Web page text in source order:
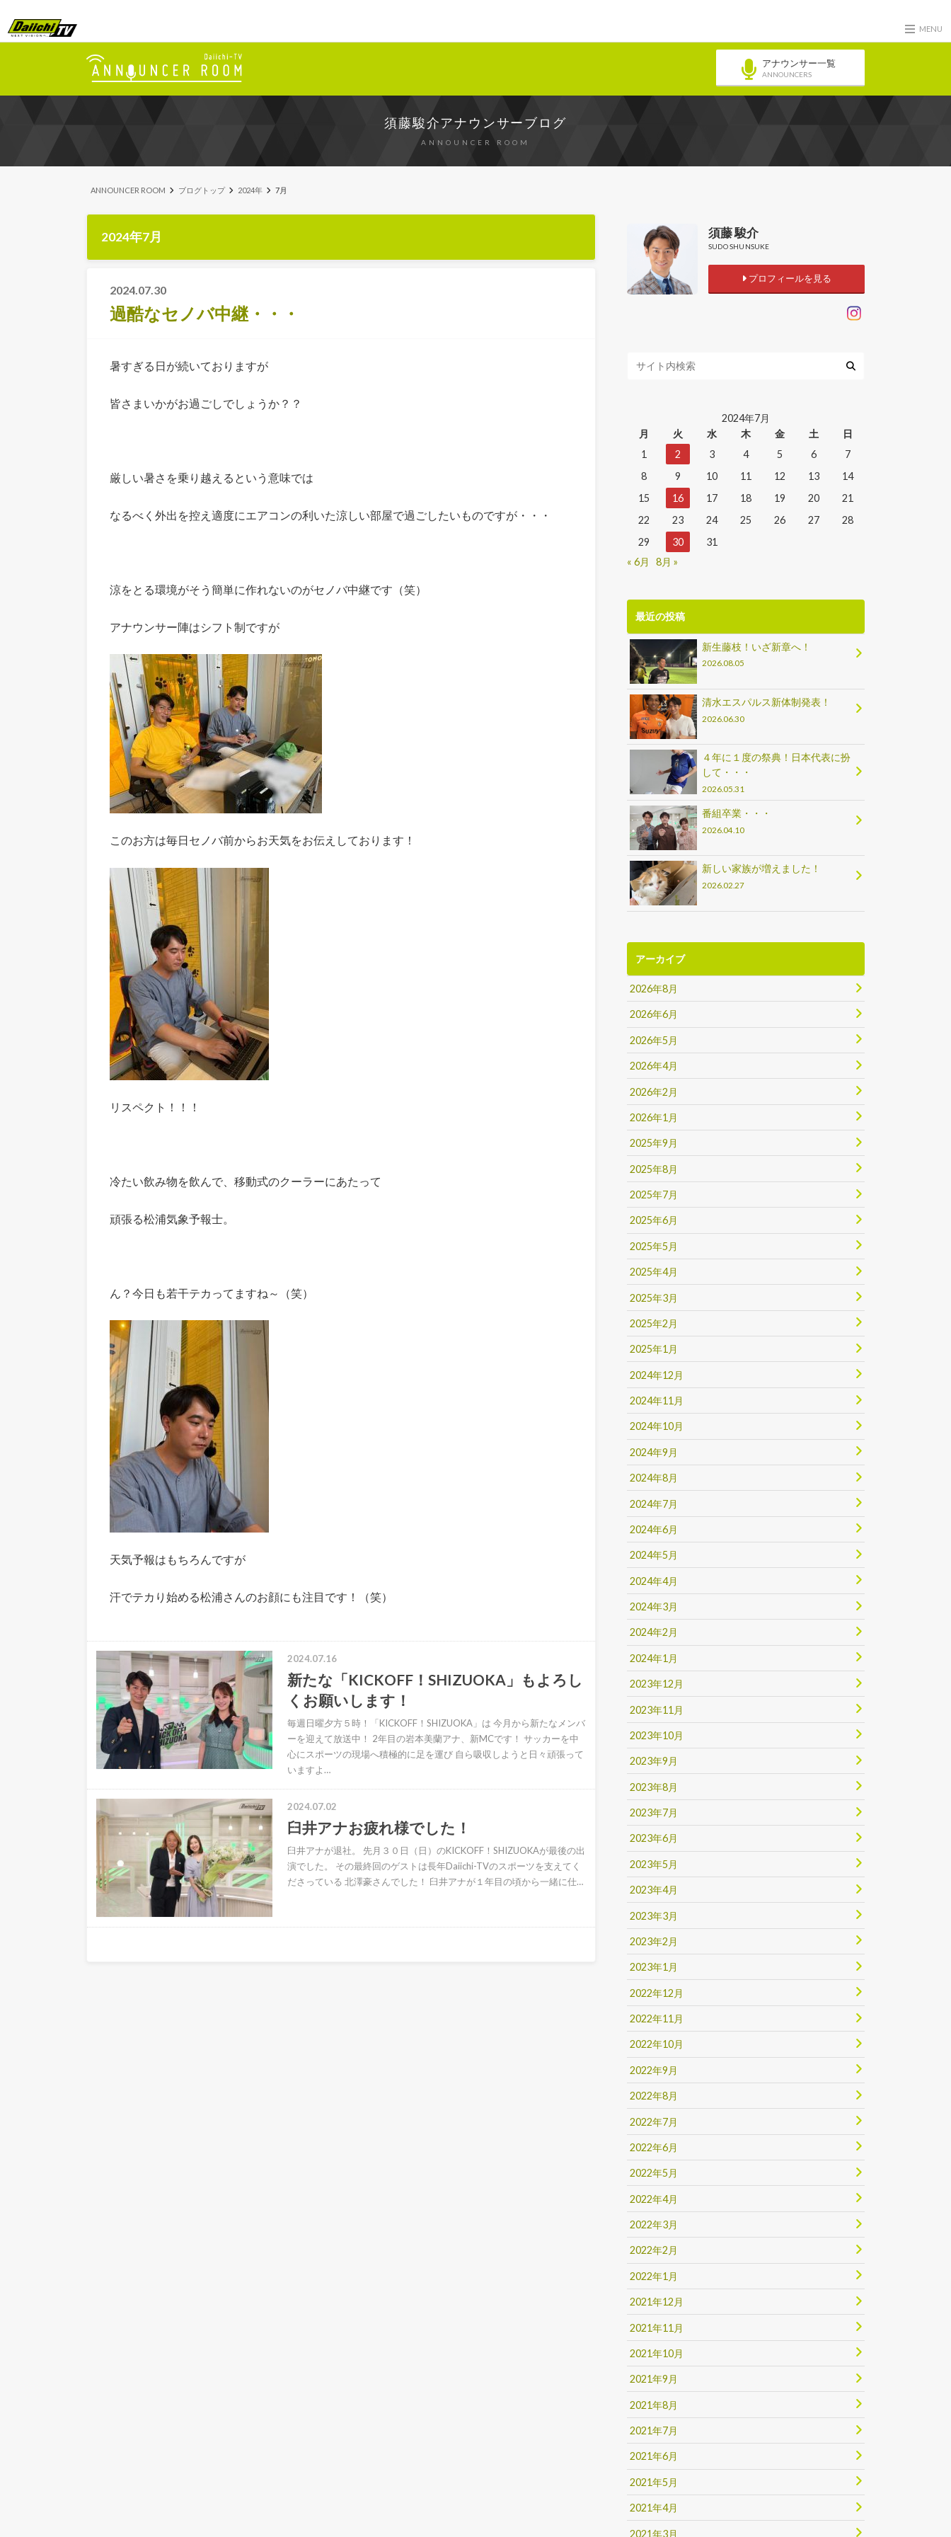
MENU
アナウンサー一覧
ANNOUNCERS
須藤駿介アナウンサーブログ
ANNOUNCER ROOM
ANNOUNCER ROOM ブログトップ 2024年 7月
2024年7月
2024.07.30
過酷なセノバ中継・・・
暑すぎる日が続いておりますが
皆さまいかがお過ごしでしょうか？？
厳しい暑さを乗り越えるという意味では
なるべく外出を控え適度にエアコンの利いた涼しい部屋で過ごしたいものですが・・・
涼をとる環境がそう簡単に作れないのがセノバ中継です（笑）
アナウンサー陣はシフト制ですが
このお方は毎日セノバ前からお天気をお伝えしております！
リスペクト！！！
冷たい飲み物を飲んで、移動式のクーラーにあたって
頑張る松浦気象予報士。
ん？今日も若干テカってますね～（笑）
天気予報はもちろんですが
汗でテカり始める松浦さんのお顔にも注目です！（笑）
2024.07.16
新たな「KICKOFF！SHIZUOKA」もよろし
くお願いします！
毎週日曜夕方５時！「KICKOFF！SHIZUOKA」は 今月から新たなメンバ
ーを迎えて放送中！ 2年目の岩本美蘭アナ、新MCです！ サッカーを中
心にスポーツの現場へ積極的に足を運び 自ら吸収しようと日々頑張って
いますよ…
2024.07.02
臼井アナお疲れ様でした！
臼井アナが退社。 先月３０日（日）のKICKOFF！SHIZUOKAが最後の出
演でした。 その最終回のゲストは長年Daiichi-TVのスポーツを支えてく
ださっている 北澤豪さんでした！ 臼井アナが１年目の頃から一緒に仕…
須藤 駿介
SUDO SHUNSUKE
プロフィールを見る
2024年7月
月
火 水 木 金 土
日
1
2 3 4 5 6
7
8
9 10 11 12 13
14
15
16 17 18 19 20
21
22
23 24 25 26 27
28
29
30
31
« 6月
8月 »
最近の投稿
新生藤枝！いざ新章へ！
2026.08.05
清水エスパルス新体制発表！
2026.06.30
４年に１度の祭典！日本代表に扮
して・・・
2026.05.31
番組卒業・・・
2026.04.10
新しい家族が増えました！
2026.02.27
アーカイブ
2026年8月
2026年6月
2026年5月
2026年4月
2026年2月
2026年1月
2025年9月
2025年8月
2025年7月
2025年6月
2025年5月
2025年4月
2025年3月
2025年2月
2025年1月
2024年12月
2024年11月
2024年10月
2024年9月
2024年8月
2024年7月
2024年6月
2024年5月
2024年4月
2024年3月
2024年2月
2024年1月
2023年12月
2023年11月
2023年10月
2023年9月
2023年8月
2023年7月
2023年6月
2023年5月
2023年4月
2023年3月
2023年2月
2023年1月
2022年12月
2022年11月
2022年10月
2022年9月
2022年8月
2022年7月
2022年6月
2022年5月
2022年4月
2022年3月
2022年2月
2022年1月
2021年12月
2021年11月
2021年10月
2021年9月
2021年8月
2021年7月
2021年6月
2021年5月
2021年4月
2021年3月